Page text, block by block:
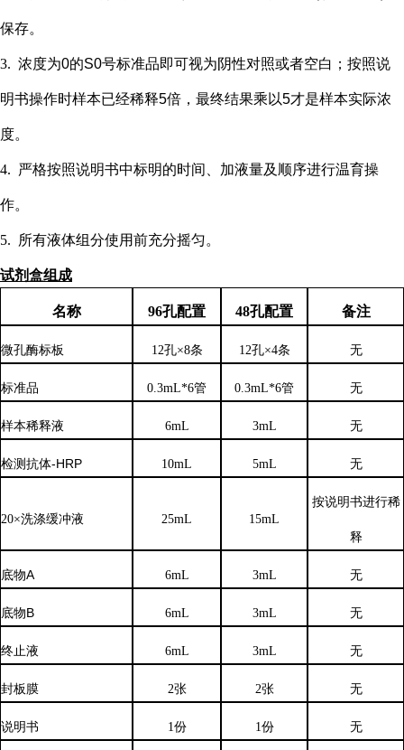
保存。
3. 浓度为0的S0号标准品即可视为阴性对照或者空白；按照说
明书操作时样本已经稀释5倍，最终结果乘以5才是样本实际浓
度。
4. 严格按照说明书中标明的时间、加液量及顺序进行温育操
作。
5. 所有液体组分使用前充分摇匀。
试剂盒组成
名称 96孔配置 48孔配置 备注
微孔酶标板 12孔×8条 12孔×4条 无
标准品 0.3mL*6管 0.3mL*6管 无
样本稀释液 6mL 3mL 无
检测抗体-HRP 10mL 5mL 无
20×洗涤缓冲液 25mL 15mL
按说明书进行稀
释
底物A 6mL 3mL 无
底物B 6mL 3mL 无
终止液 6mL 3mL 无
封板膜 2张 2张 无
说明书 1份 1份 无